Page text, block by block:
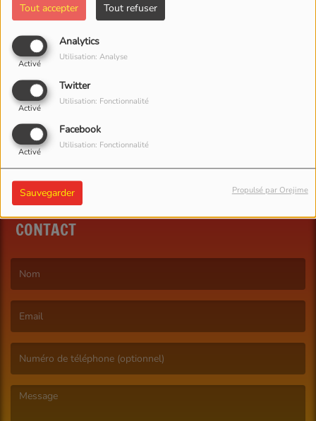
Tout accepter Tout refuser
Analytics
Activé
Utilisation: Analyse
Twitter
Activé
Utilisation: Fonctionnalité
Facebook
Activé
Utilisation: Fonctionnalité
Sauvegarder Propulsé par Orejime
Commentaires(0)
SE CONNECTER
CONTACT